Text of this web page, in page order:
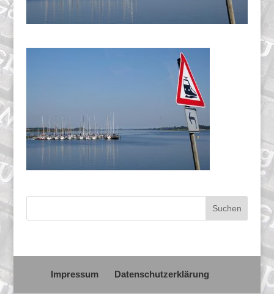
Impressum Datenschutzerklärung